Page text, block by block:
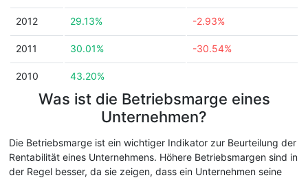
2012 29.13% -2.93%
2011 30.01% -30.54%
2010 43.20%
Was ist die Betriebsmarge eines
Unternehmen?
Die Betriebsmarge ist ein wichtiger Indikator zur Beurteilung der
Rentabilität eines Unternehmens. Höhere Betriebsmargen sind in
der Regel besser, da sie zeigen, dass ein Unternehmen seine